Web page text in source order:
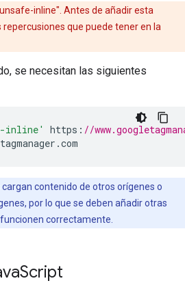
inline". Antes de añadir esta
repercusiones que puede tener en la
se necesitan las siguientes
inline' https : //
.com
contenido de otros orígenes o
por lo que se deben añadir otras
correctamente.
Script